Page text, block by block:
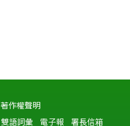
著作權聲明
雙語詞彙 電子報 署長信箱